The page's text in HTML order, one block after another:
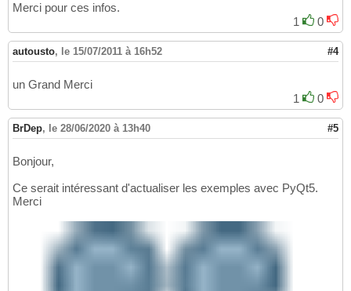
Merci pour ces infos.
1
0
autousto, le 15/07/2011 à 16h52 #4
un Grand Merci
1
0
BrDep, le 28/06/2020 à 13h40 #5
Bonjour,
Ce serait intéressant d'actualiser les exemples avec PyQt5.
Merci